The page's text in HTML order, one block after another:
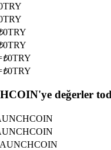
Olun
ve kopya ticaret
TRY
TRY
0TRY
0TRY
₺0TRY
₺0TRY
değerler